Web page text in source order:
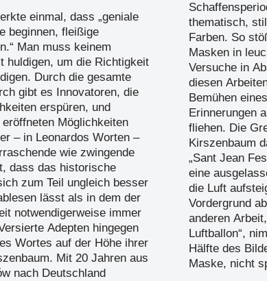
einmal, dass „geniale
beginnen, fleißige
Man muss keinem
huldigen, um die Richtigkeit
Durch die gesamte
gibt es Innovatoren, die
erspüren, und
Möglichkeiten
– in Leonardos Worten –
wie zwingende
dass das historische
zum Teil ungleich besser
lässt als in dem der
notwendigerweise immer
Adepten hingegen
Wortes auf der Höhe ihrer
Mit 20 Jahren aus
nach Deutschland
thematisch,
Farben. So
Masken in
Versuche in
diesen
Bemühen
Erinnerungen
fliehen. Die
Kirszenbaum
„Sant Jean
eine
die Luft
Vordergrund
anderen
Luftballon“,
Hälfte des
Maske, nicht